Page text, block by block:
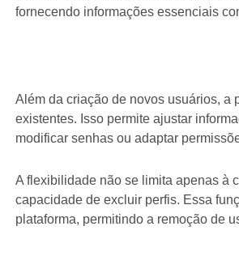
fornecendo informações essenciais
Além da criação de novos usuários, a
existentes. Isso permite ajustar
modificar senhas ou adaptar
A flexibilidade não se limita apenas à
capacidade de excluir perfis. Essa
plataforma, permitindo a remoção de